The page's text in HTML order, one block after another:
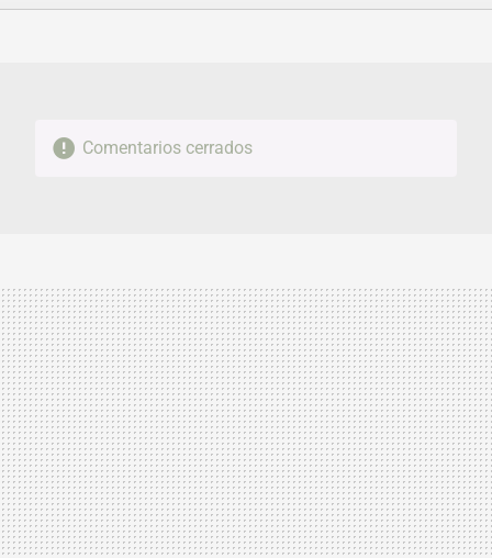
FACEBOOKTWITTERFLIPBOARD
E-
WHATSAPP
Comentarios cerrados